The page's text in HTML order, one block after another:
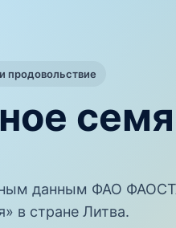
продовольствие
данным ФАО
в стране Литва.